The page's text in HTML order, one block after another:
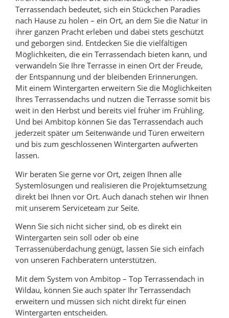
Terrassendach bedeutet, sich ein Stückchen Paradies
nach Hause zu holen – ein Ort, an dem Sie die Natur in
ihrer ganzen Pracht erleben und dabei stets geschützt
und geborgen sind. Entdecken Sie die vielfältigen
Möglichkeiten, die ein Terrassendach bieten kann, und
verwandeln Sie Ihre Terrasse in einen Ort der Freude,
der Entspannung und der bleibenden Erinnerungen.
Mit einem Wintergarten erweitern Sie die Möglichkeiten
Ihres Terrassendachs und nutzen die Terrasse somit bis
weit in den Herbst und bereits viel früher im Frühling.
Und bei Ambitop können Sie das Terrassendach auch
jederzeit später um Seitenwände und Türen erweitern
und bis zum geschlossenen Wintergarten aufwerten
lassen.
Wir beraten Sie gerne vor Ort, zeigen Ihnen alle
Systemlösungen und realisieren die Projektumsetzung
direkt bei Ihnen vor Ort. Auch danach stehen wir Ihnen
mit unserem Serviceteam zur Seite.
Wenn Sie sich nicht sicher sind, ob es direkt ein
Wintergarten sein soll oder ob eine
Terrassenüberdachung genügt, lassen Sie sich einfach
von unseren Fachberatern unterstützen.
Mit dem System von Ambitop – Top Terrassendach in
Wildau, können Sie auch später Ihr Terrassendach
erweitern und müssen sich nicht direkt für einen
Wintergarten entscheiden.